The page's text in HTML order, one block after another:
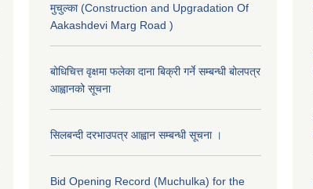
मुचुल्का (Construction and Upgradation Of
Aakashdevi Marg Road )
बोधिचित्त वृक्षमा फलेका दाना बिक्री गर्ने सम्बन्धी बोलपत्र
आह्वानको सूचना
सिलबन्दी दरभाउपत्र आह्वान सम्बन्धी सूचना ।
Bid Opening Record (Muchulka) for the